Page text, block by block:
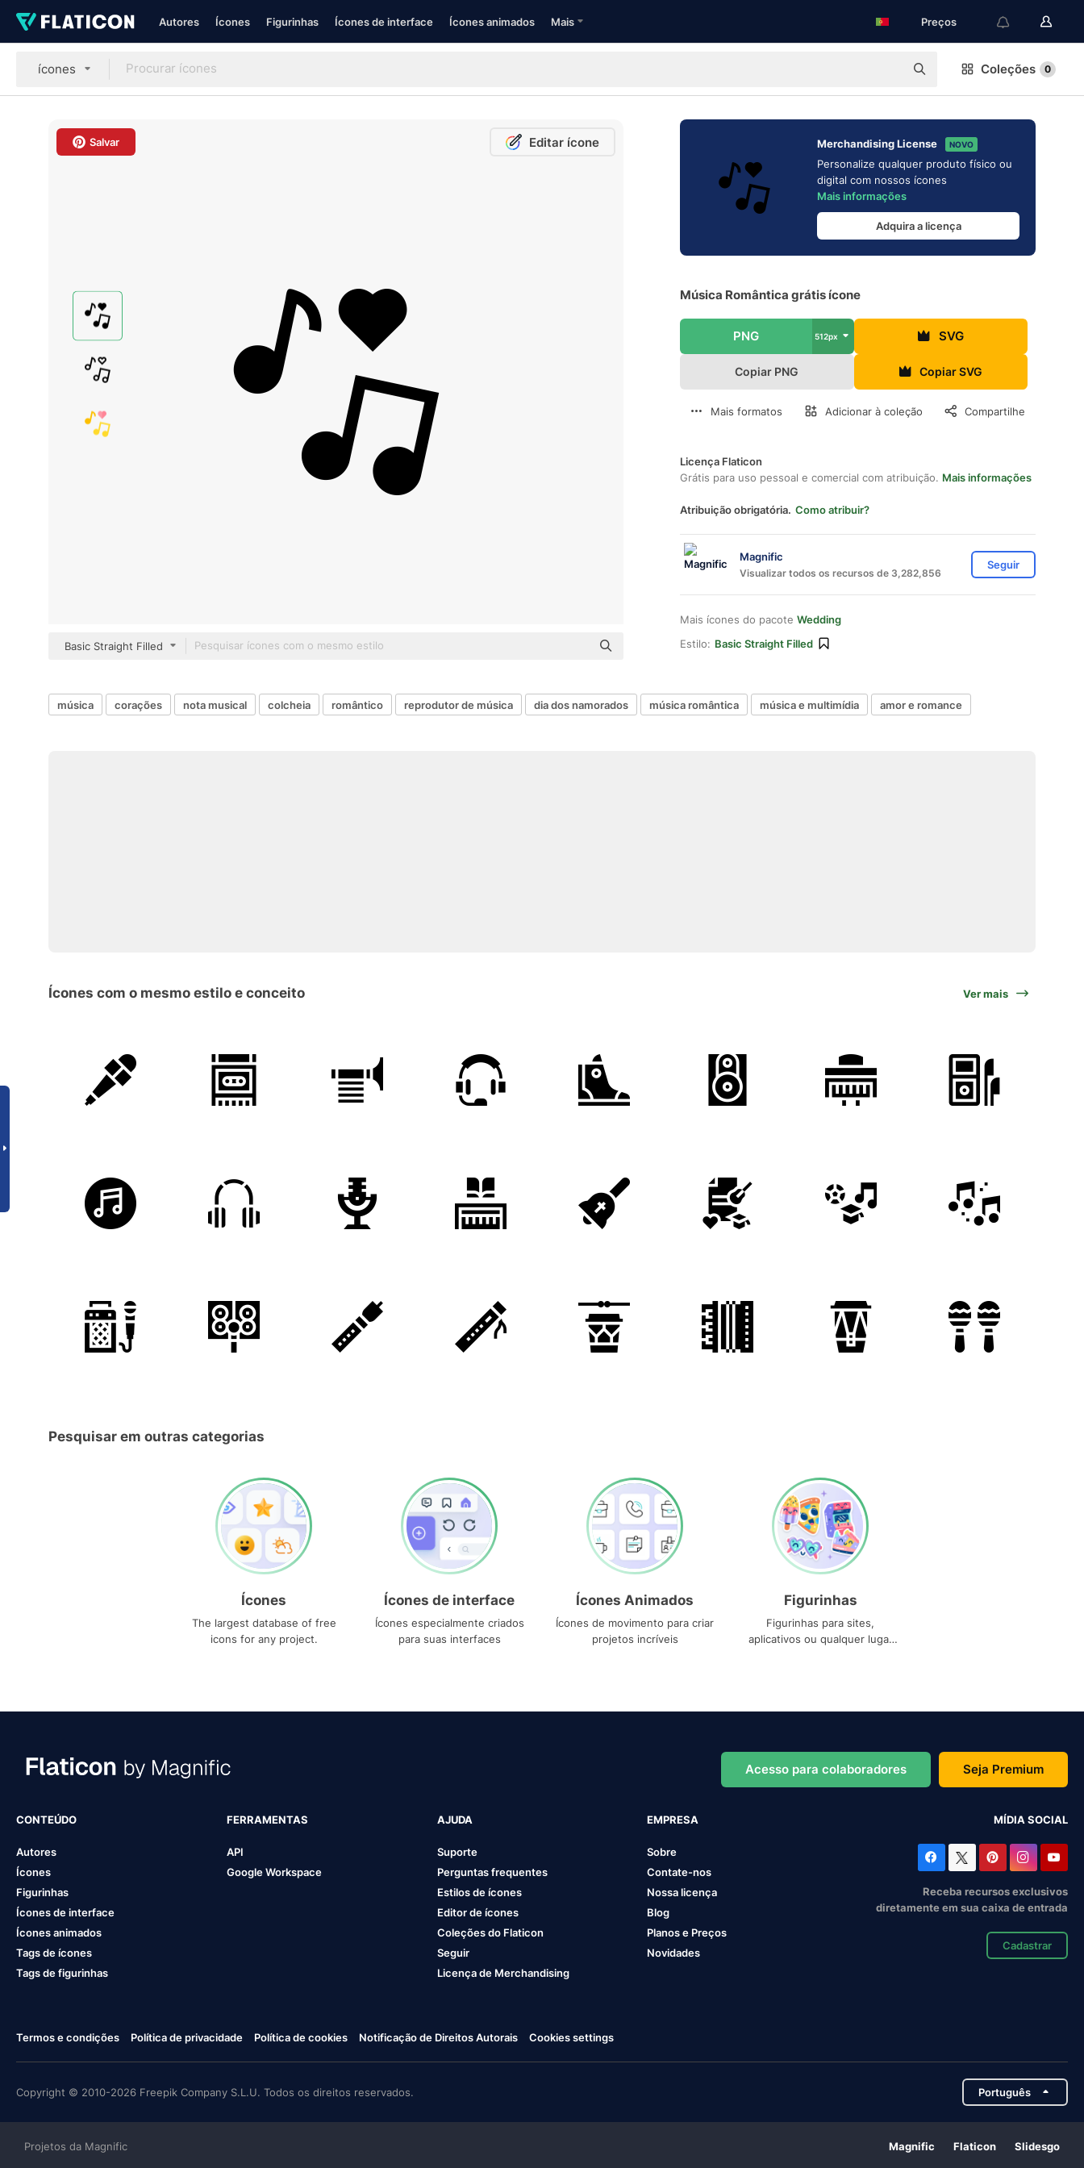
Autores Ícones Figurinhas Ícones de interface Ícones animados Mais Preços
ícones Coleções 0
Salvar Editar ícone
Basic Straight Filled
Merchandising License NOVO
Personalize qualquer produto físico ou
digital com nossos ícones
Mais informações
Adquira a licença
Música Romântica grátis ícone
PNG 512px SVG
Copiar PNG Copiar SVG
Mais formatos Adicionar à coleção Compartilhe
Licença Flaticon
Grátis para uso pessoal e comercial com atribuição. Mais informações
Atribuição obrigatória. Como atribuir?
Magnific
Visualizar todos os recursos de 3,282,856
Seguir
Mais ícones do pacote Wedding
Estilo: Basic Straight Filled
música corações nota musical colcheia romântico reprodutor de música dia dos namorados música romântica música e multimídia amor e romance
Ícones com o mesmo estilo e conceito Ver mais
Pesquisar em outras categorias
Ícones
The largest database of free
icons for any project.
Ícones de interface
Ícones especialmente criados
para suas interfaces
Ícones Animados
Ícones de movimento para criar
projetos incríveis
Figurinhas
Figurinhas para sites,
aplicativos ou qualquer lugar
Acesso para colaboradores Seja Premium
CONTEÚDO
Autores
Ícones
Figurinhas
Ícones de interface
Ícones animados
Tags de ícones
Tags de figurinhas
FERRAMENTAS
API
Google Workspace
AJUDA
Suporte
Perguntas frequentes
Estilos de ícones
Editor de ícones
Coleções do Flaticon
Seguir
Licença de Merchandising
EMPRESA
Sobre
Contate-nos
Nossa licença
Blog
Planos e Preços
Novidades
MÍDIA SOCIAL
Receba recursos exclusivos
diretamente em sua caixa de entrada
Cadastrar
Termos e condições Política de privacidade Política de cookies Notificação de Direitos Autorais Cookies settings
Copyright © 2010-2026 Freepik Company S.L.U. Todos os direitos reservados. Português
Projetos da Magnific Magnific Flaticon Slidesgo